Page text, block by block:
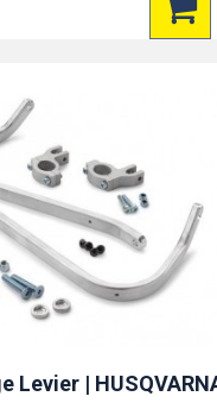
Levier |